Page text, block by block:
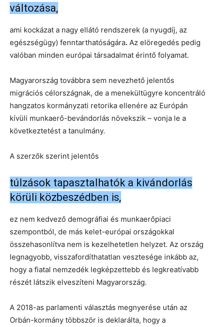
változása,
ami kockázat a nagy ellátó rendszerek (a nyugdíj, az
egészségügy) fenntarthatóságára. Az elöregedés pedig
valóban minden európai társadalmat érintő folyamat.
Magyarország továbbra sem nevezhető jelentős
migrációs célországnak, de a menekültügyre koncentráló
hangzatos kormányzati retorika ellenére az Európán
kívüli munkaerő-bevándorlás növekszik – vonja le a
következtetést a tanulmány.
A szerzők szerint jelentős
túlzások tapasztalhatók a kivándorlás
körüli közbeszédben is,
ez nem kedvező demográfiai és munkaerőpiaci
szempontból, de más kelet-európai országokkal
összehasonlítva nem is kezelhetetlen helyzet. Az ország
legnagyobb, visszafordíthatatlan vesztesége inkább az,
hogy a fiatal nemzedék legképzettebb és legkreatívabb
részét látszik elveszíteni Magyarország.
A 2018-as parlamenti választás megnyerése után az
Orbán-kormány többször is deklarálta, hogy a